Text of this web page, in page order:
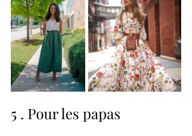
5 . Pour les papas